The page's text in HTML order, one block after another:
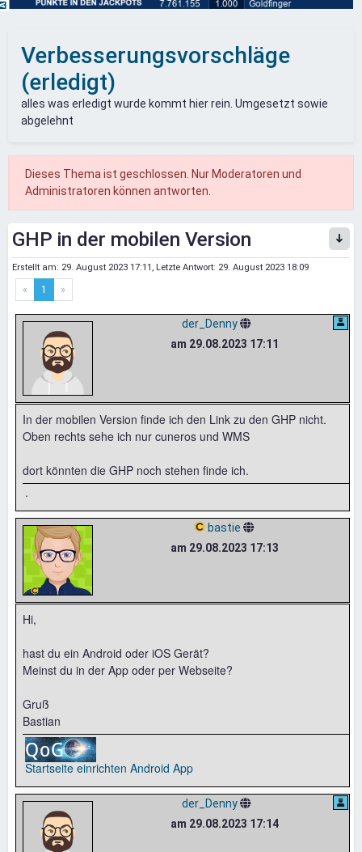
Verbesserungsvorschläge
(erledigt)
alles was erledigt wurde kommt hier rein. Umgesetzt sowie
abgelehnt
Dieses Thema ist geschlossen. Nur Moderatoren und
Administratoren können antworten.
GHP in der mobilen Version
Erstellt am: 29. August 2023 17:11 , Letzte Antwort: 29. August 2023 18:09
« 1 »
der_Denny
am 29.08.2023 17:11
In der mobilen Version finde ich den Link zu den GHP nicht.
Oben rechts sehe ich nur cuneros und WMS
dort könnten die GHP noch stehen finde ich.
.
bastie
am 29.08.2023 17:13
Hi,
hast du ein Android oder iOS Gerät?
Meinst du in der App oder per Webseite?
Gruß
Bastian
Startseite einrichten Android App
der_Denny
am 29.08.2023 17:14